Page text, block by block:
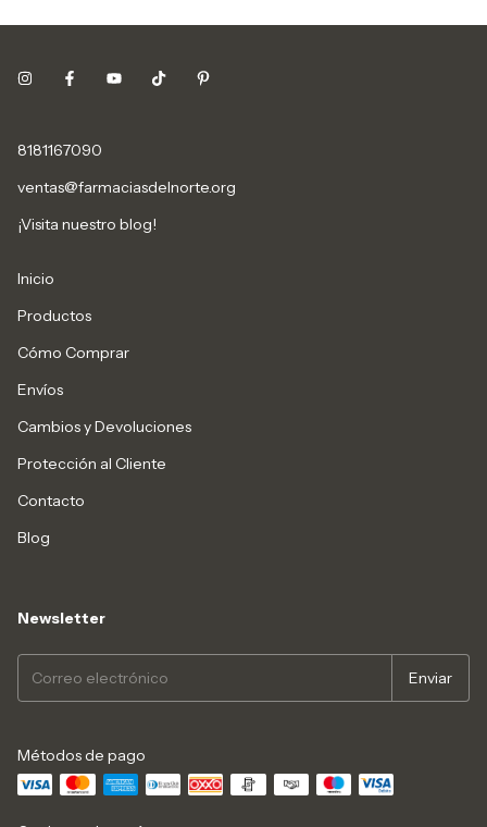
8181167090
ventas@farmaciasdelnorte.org
¡Visita nuestro blog!
Inicio
Productos
Cómo Comprar
Envíos
Cambios y Devoluciones
Protección al Cliente
Contacto
Blog
Newsletter
Métodos de pago